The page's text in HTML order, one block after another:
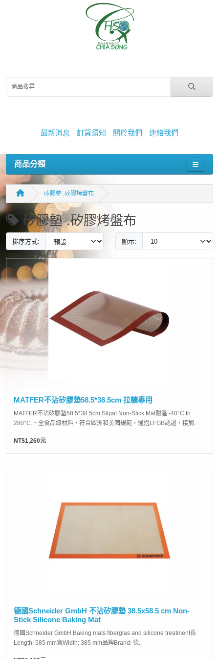
最新消息 訂貨須知 關於我們 連絡我們
商品分類
矽膠墊 .矽膠烤盤布
矽膠墊 .矽膠烤盤布
排序方式: 顯示:
MATFER不沾矽膠墊58.5*38.5cm 拉糖專用
MATFER不沾矽膠墊58.5*38.5cm Silpat Non-Stick Mat耐溫 -40°C to
280°C.‧全食品級材料，符合歐洲和美國規範，通過LFGB認證，接觸..
NT$1,260元
德國Schneider GmbH 不沾矽膠墊 38.5x58.5 cm Non-
Stick Silicone Baking Mat
德國Schneider GmbH Baking mats fiberglas and silicone treatment長
Length: 585 mm寬Width: 385 mm品牌Brand: 德..